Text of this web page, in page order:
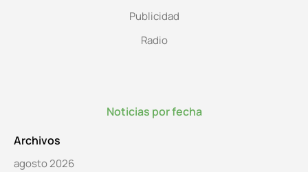
Publicidad
Radio
Noticias por fecha
Archivos
agosto 2026